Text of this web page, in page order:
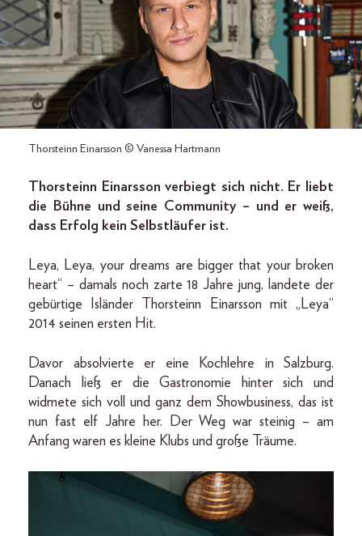
Thorsteinn Einarsson © Vanessa Hartmann
Thorsteinn Einarsson verbiegt sich nicht. Er liebt
die Bühne und seine Community – und er weiß,
dass Erfolg kein Selbstläufer ist.
Leya, Leya, your dreams are bigger that your broken
­heart“ – damals noch zarte 18 Jahre jung, landete der
gebürtige Isländer Thorsteinn Einarsson mit „Leya“
2014 seinen ersten Hit.
Davor absolvierte er eine Kochlehre in Salzburg.
Danach ließ er die Gastronomie hinter sich und
widmete sich voll und ganz dem Showbusiness, das ist
nun fast elf Jahre her. Der Weg war steinig – am
Anfang waren es kleine Klubs und große Träume.